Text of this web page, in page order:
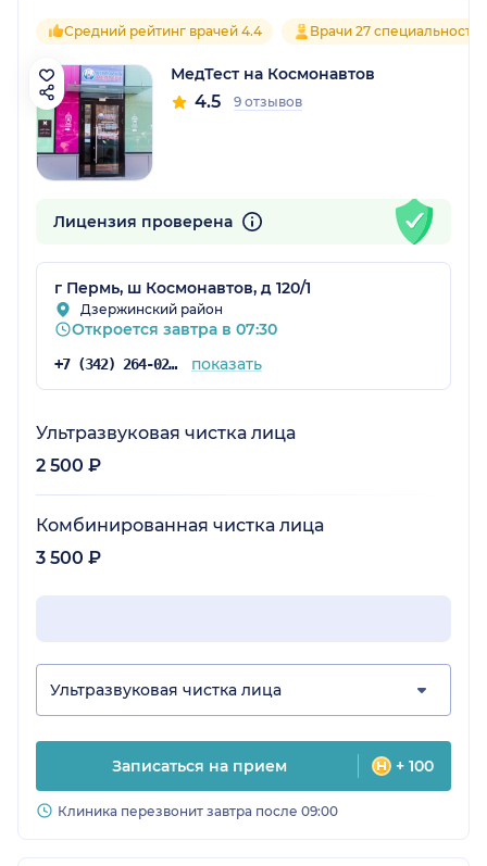
Средний рейтинг врачей 4.4 Врачи 27
МедТест на Космонавтов
4.5 9 отзывов
Лицензия проверена
г Пермь, ш Космонавтов, д 120/1
Дзержинский район
Откроется завтра в 07:30
+7 (342) 264-02-09 показать
Ультразвуковая чистка лица
2 500 ₽
Комбинированная чистка лица
3 500 ₽
Ультразвуковая чистка лица
Записаться на прием + 100
Клиника перезвонит завтра после 09:00